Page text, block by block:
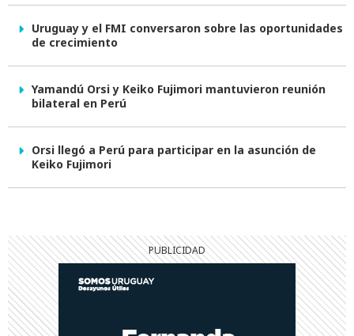
Uruguay y el FMI conversaron sobre las oportunidades
de crecimiento
Yamandú Orsi y Keiko Fujimori mantuvieron reunión
bilateral en Perú
Orsi llegó a Perú para participar en la asunción de
Keiko Fujimori